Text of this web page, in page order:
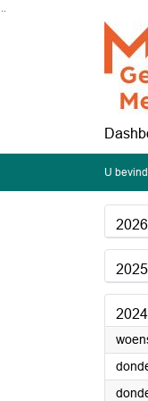
Ga naar de inhoud van
Ga naar het zoeken
Ga naar het menu
U
2026
2025
2024